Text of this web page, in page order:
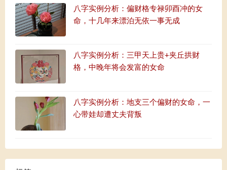
八字实例分析：偏财格专禄卯酉冲的女
命，十几年来漂泊无依一事无成
八字实例分析：三甲天上贵+夹丘拱财
格，中晚年将会发富的女命
八字实例分析：地支三个偏财的女命，一
心带娃却遭丈夫背叛